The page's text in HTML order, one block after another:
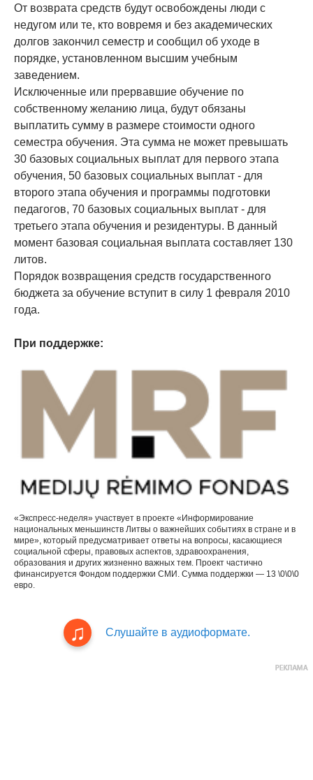
От возврата средств будут освобождены люди с
недугом или те, кто вовремя и без академических
долгов закончил семестр и сообщил об уходе в
порядке, установленном высшим учебным
заведением.
Исключенные или прервавшие обучение по
собственному желанию лица, будут обязаны
выплатить сумму в размере стоимости одного
семестра обучения. Эта сумма не может превышать
30 базовых социальных выплат для первого этапа
обучения, 50 базовых социальных выплат - для
второго этапа обучения и программы подготовки
педагогов, 70 базовых социальных выплат - для
третьего этапа обучения и резидентуры. В данный
момент базовая социальная выплата составляет 130
литов.
Порядок возвращения средств государственного
бюджета за обучение вступит в силу 1 февраля 2010
года.
При поддержке:
«Экспресс-неделя» участвует в проекте «Информирование
национальных меньшинств Литвы о важнейших событиях в стране и в
мире», который предусматривает ответы на вопросы, касающиеся
социальной сферы, правовых аспектов, здравоохранения,
образования и других жизненно важных тем. Проект частично
финансируется Фондом поддержки СМИ. Сумма поддержки — 13 \0\0\0
евро.
Слушайте в аудиоформате.